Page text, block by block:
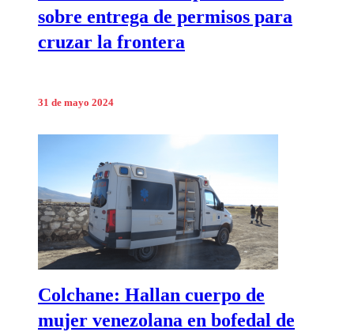
sobre entrega de permisos para
cruzar la frontera
31 de mayo 2024
Colchane: Hallan cuerpo de
mujer venezolana en bofedal de